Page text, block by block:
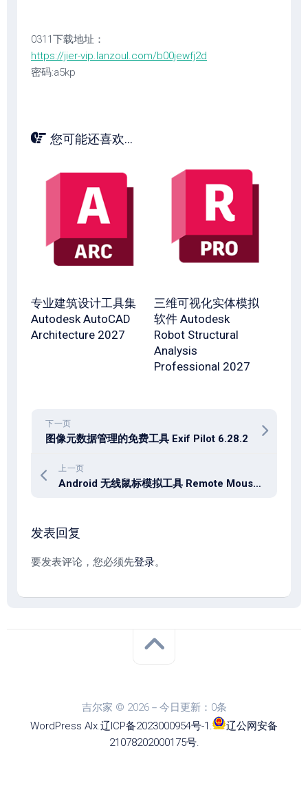
0311下载地址：
https://jier-vip.lanzoul.com/b00jewfj2d
密码:a5kp
您可能还喜欢...
专业建筑设计工具集
Autodesk AutoCAD
Architecture 2027
三维可视化实体模拟
软件 Autodesk
Robot Structural
Analysis
Professional 2027
下一页
图像元数据管理的免费工具 Exif Pilot 6.28.2
上一页
Android 无线鼠标模拟工具 Remote Mouse 5.204 Unlocked PRO APK
发表回复
要发表评论，您必须先登录。
吉尔家 © 2026－今日更新：0条
WordPress Alx.辽ICP备2023000954号-1 .
辽公网安备
21078202000175号.